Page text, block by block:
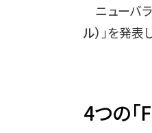
ニューバラ
ル） 」を発表
4つの「